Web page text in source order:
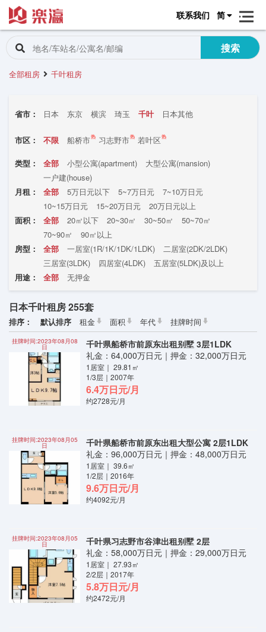
联系我们 简
搜索
全部租房 千叶租房
省市： 日本 东京 横滨 琦玉 千叶 日本其他
市区： 不限 船桥市热 习志野市热 若叶区热
类型： 全部 小型公寓(apartment)
大型公寓(mansion)
一户建(house)
月租：
全部 5万日元以下 5~7万日元
7~10万日元
10~15万日元
15~20万日元
20万日元以上
面积：
全部 20㎡以下 20~30㎡ 30~50㎡
50~70㎡
70~90㎡
90㎡以上
房型：
全部 一居室(1R/1K/1DK/1LDK)
二居室(2DK/2LDK)
三居室(3LDK)
四居室(4LDK)
五居室(5LDK)及以上
用途：
全部 无押金
日本千叶租房 255套
排序： 默认排序 租金 面积 年代 挂牌时间
挂牌时间:2023年08月08
日
千叶県船桥市前原东出租别墅 3层1LDK
礼金：64,000万日元｜押金：32,000万日元
1居室｜ 29.81㎡
1/3层｜2007年
6.4万日元/月
约2728元/月
挂牌时间:2023年08月05
日
千叶県船桥市前原东出租大型公寓 2层1LDK
礼金：96,000万日元｜押金：48,000万日元
1居室｜ 39.6㎡
1/2层｜2016年
9.6万日元/月
约4092元/月
挂牌时间:2023年08月05
日
千叶県习志野市谷津出租别墅 2层
礼金：58,000万日元｜押金：29,000万日元
1居室｜ 27.93㎡
2/2层｜2017年
5.8万日元/月
约2472元/月